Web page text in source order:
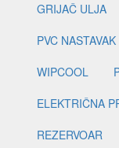
GRIJAČ ULJA
PVC NASTAVAK
WIPCOOL
ELEKTRIČNA
REZERVOAR